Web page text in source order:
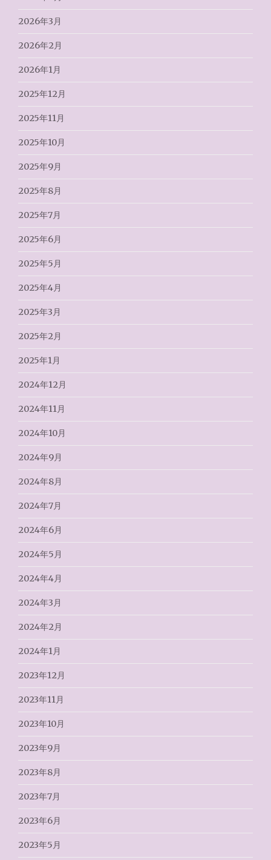
2026年3月
2026年2月
2026年1月
2025年12月
2025年11月
2025年10月
2025年9月
2025年8月
2025年7月
2025年6月
2025年5月
2025年4月
2025年3月
2025年2月
2025年1月
2024年12月
2024年11月
2024年10月
2024年9月
2024年8月
2024年7月
2024年6月
2024年5月
2024年4月
2024年3月
2024年2月
2024年1月
2023年12月
2023年11月
2023年10月
2023年9月
2023年8月
2023年7月
2023年6月
2023年5月